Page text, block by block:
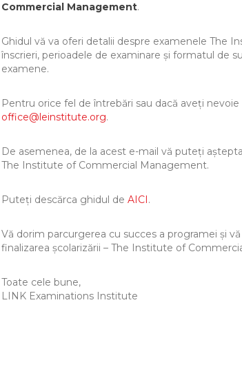
Commercial Management.
Ghidul vă va oferi detalii despre examenele The
înscrieri, perioadele de examinare și formatul de
examene.
Pentru orice fel de întrebări sau dacă aveți
office@leinstitute.org.
De asemenea, de la acest e-mail vă puteți
The Institute of Commercial Management.
Puteți descărca ghidul de AICI.
Vă dorim parcurgerea cu succes a programei și
finalizarea școlarizării – The Institute of
Toate cele bune,
LINK Examinations Institute